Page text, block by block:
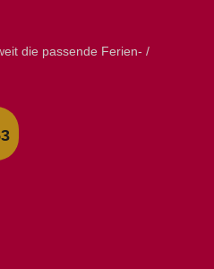
die passende Ferien- /